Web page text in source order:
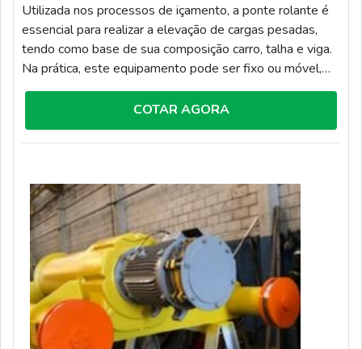
Utilizada nos processos de içamento, a ponte rolante é
essencial para realizar a elevação de cargas pesadas,
tendo como base de sua composição carro, talha e viga.
Na prática, este equipamento pode ser fixo ou móvel,
tendo como objetivo realizar a manipulação de itens
pesados e grandes, que não podem ser movimentos
com a força manual. Com isso, é possível usufruir de
diferentes benefícios, dentre eles se destacam: Alta
COMPRA DO EQUIPAMENTO TRAZ D
COTAR AGORA